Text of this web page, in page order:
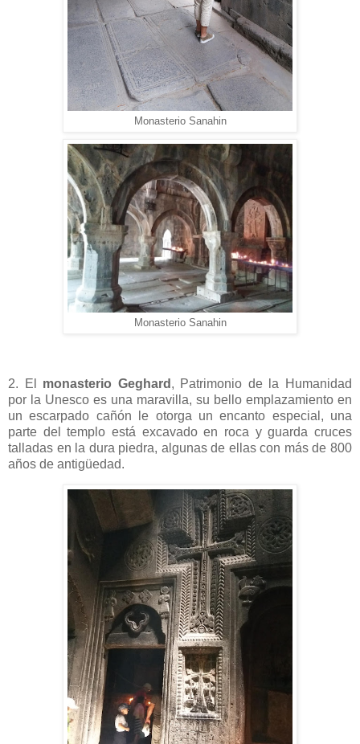
Monasterio Sanahin
Monasterio Sanahin
2. El monasterio Geghard , Patrimonio de la Humanidad
por la Unesco es una maravilla, su bello emplazamiento en
un escarpado cañón le otorga un encanto especial , una
parte del templo está excavado en roca y guarda cruces
talladas en la dura piedra, algunas de ellas con más de 800
años de antigüedad.